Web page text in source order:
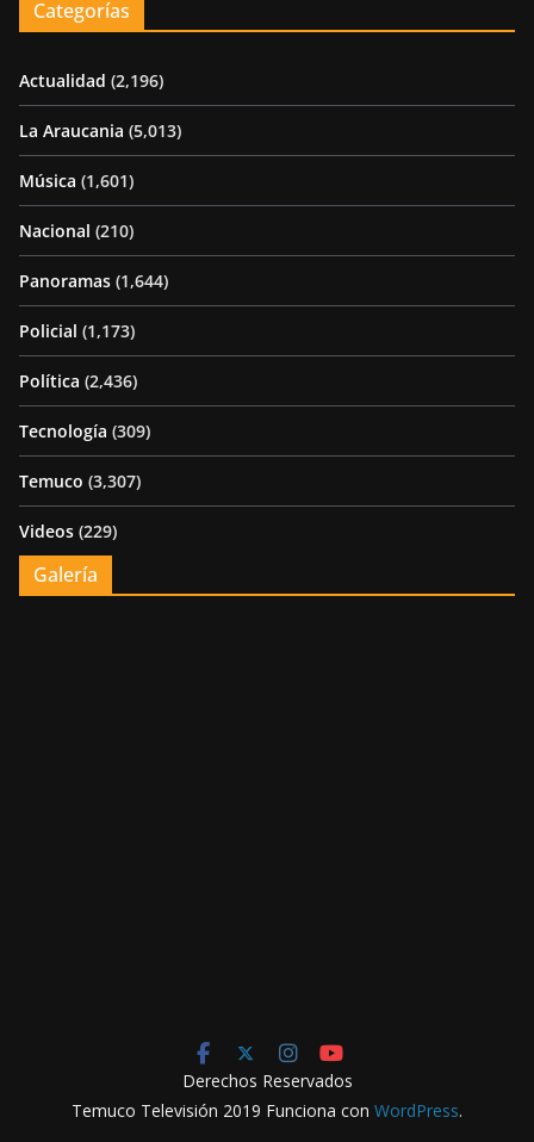
Categorías
Actualidad (2,196)
La Araucania (5,013)
Música (1,601)
Nacional (210)
Panoramas (1,644)
Policial (1,173)
Política (2,436)
Tecnología (309)
Temuco (3,307)
Videos (229)
Galería
Derechos Reservados
Temuco Televisión 2019 Funciona con WordPress.